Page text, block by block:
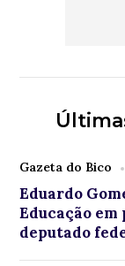
Gazeta do Bico
Eduardo
Educação
deputado